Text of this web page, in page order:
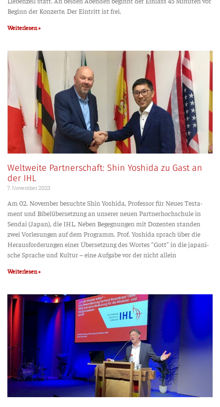
Beginn der Kon­zer­te. Der Ein­tritt ist frei.
Weiterlesen »
Weltweite Partnerschaft: Shin Yoshida zu Gast an
der IHL
7. Novem­ber 2023
Am 02. Novem­ber besuch­te Shin Yoshi­da, Pro­fes­sor für Neu­es Tes­ta­
ment und Bibel­über­set­zung an unse­rer neu­en Part­ner­hoch­schu­le in
Sen­dai (Japan), die IHL. Neben Begeg­nun­gen mit Dozen­ten stan­den
zwei Vor­le­sun­gen auf dem Pro­gramm. Prof. Yoshi­da sprach über die
Her­aus­for­de­run­gen einer Über­set­zung des Wor­tes “Gott” in die japa­ni­
sche Spra­che und Kul­tur – eine Auf­ga­be vor der nicht allein
Weiterlesen »